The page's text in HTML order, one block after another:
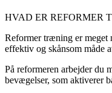
HVAD ER REFORMER
Reformer træning er meget
effektiv og skånsom måde
På reformeren arbejder du
bevægelser, som aktiverer